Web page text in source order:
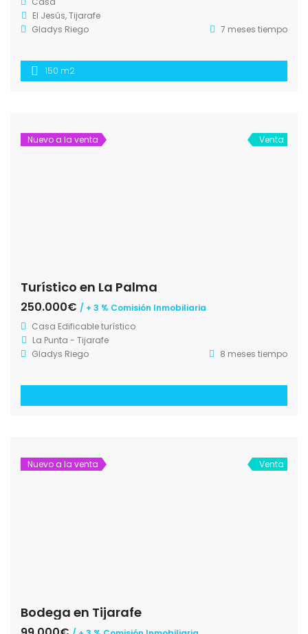
El Jesús, Tijarafe
Gladys Riego
7 meses tiempo
150 m2
Nuevo a la venta Venta
Turístico en La Palma
250.000€ / + 3 % Comisión Inmobiliaria
Casa Edificable turístico
La Punta - Tijarafe
Gladys Riego
8 meses tiempo
Nuevo a la venta Venta
Bodega en Tijarafe